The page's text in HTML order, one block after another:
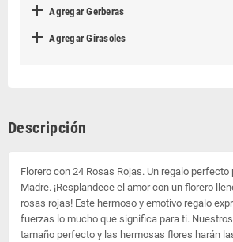
 Agregar Gerberas
 Agregar Girasoles
Descripción
Florero con 24 Rosas Rojas. Un regalo perfecto
Madre. ¡Resplandece el amor con un florero
rosas rojas! Este hermoso y emotivo regalo
fuerzas lo mucho que significa para ti.
tamaño perfecto y las hermosas flores harán